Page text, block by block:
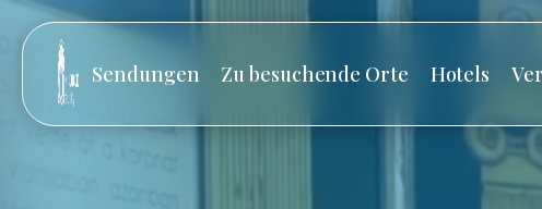
Sendungen Zu besuchende Orte Hotels